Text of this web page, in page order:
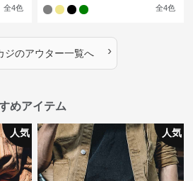
全4色 全4色
ジのアウター一覧へ ›
めアイテム
人気 人気